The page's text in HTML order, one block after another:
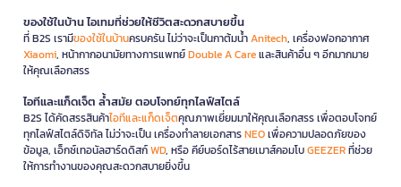
ของใช้ในบ้าน ไอเทมที่ช่วยให้ชีวิตสะดวกสบายขึ้น
ที่ B2S เรามีของใช้ในบ้านครบครัน ไม่ว่าจะเป็นกาต้มน้ำAnitech, เครื่องฟอกอากาศ
Xiaomi, หน้ากากอนามัยทางการแพทย์Double A Careและสินค้าอื่น ๆ อีกมากมาย
ให้คุณเลือกสรร
ไอทีและแก็ดเจ็ต ล้ำสมัย ตอบโจทย์ทุกไลฟ์สไตล์
B2S ได้คัดสรรสินค้าไอทีและแก็ดเจ็ตคุณภาพเยี่ยมมาให้คุณเลือกสรร เพื่อตอบโจทย์
ทุกไลฟ์สไตล์ดิจิทัล ไม่ว่าจะเป็น เครื่องทำลายเอกสารNEOเพื่อความปลอดภัยของ
ข้อมูล, เอ็กซ์เทอนัลฮาร์ดดิสก์WD, หรือ คีย์บอร์ดไร้สายเมาส์คอมโบGEEZERที่ช่วย
ให้การทำงานของคุณสะดวกสบายยิ่งขึ้น